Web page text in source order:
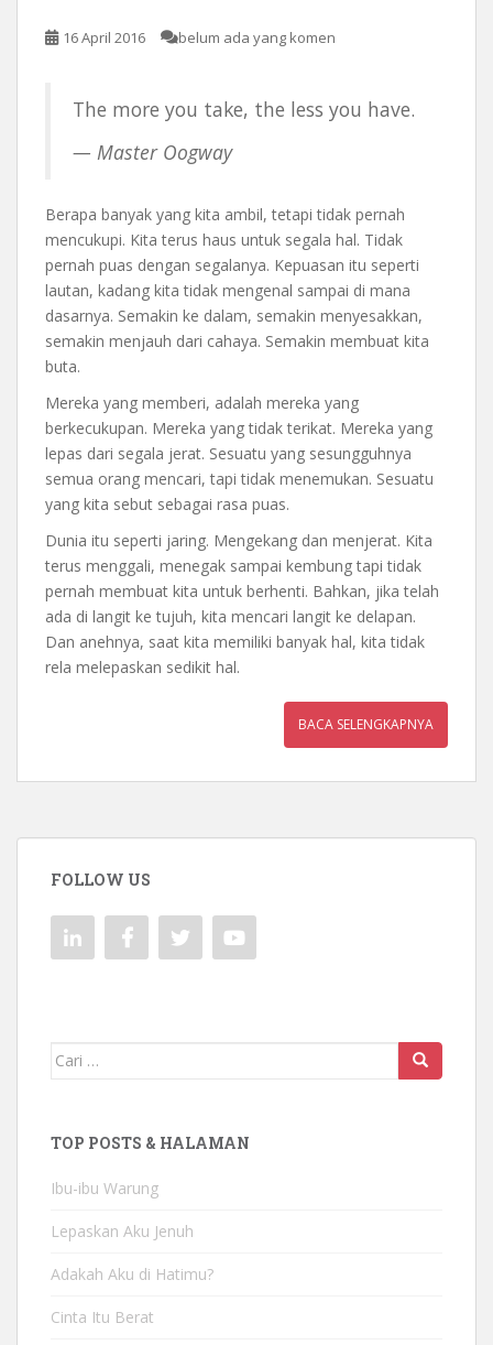
16 April 2016 belum ada yang komen
The more you take, the less you have.
— Master Oogway
Berapa banyak yang kita ambil, tetapi tidak pernah
mencukupi. Kita terus haus untuk segala hal. Tidak
pernah puas dengan segalanya. Kepuasan itu seperti
lautan, kadang kita tidak mengenal sampai di mana
dasarnya. Semakin ke dalam, semakin menyesakkan,
semakin menjauh dari cahaya. Semakin membuat kita
buta.
Mereka yang memberi, adalah mereka yang
berkecukupan. Mereka yang tidak terikat. Mereka yang
lepas dari segala jerat. Sesuatu yang sesungguhnya
semua orang mencari, tapi tidak menemukan. Sesuatu
yang kita sebut sebagai rasa puas.
Dunia itu seperti jaring. Mengekang dan menjerat. Kita
terus menggali, menegak sampai kembung tapi tidak
pernah membuat kita untuk berhenti. Bahkan, jika telah
ada di langit ke tujuh, kita mencari langit ke delapan.
Dan anehnya, saat kita memiliki banyak hal, kita tidak
rela melepaskan sedikit hal.
BACA SELENGKAPNYA
FOLLOW US
Mencari:
TOP POSTS & HALAMAN
Ibu-ibu Warung
Lepaskan Aku Jenuh
Adakah Aku di Hatimu?
Cinta Itu Berat